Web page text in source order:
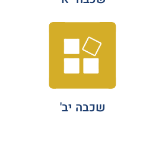
שכבה יב'